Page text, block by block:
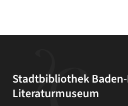
Stadtbibliothek
Literaturmuseum